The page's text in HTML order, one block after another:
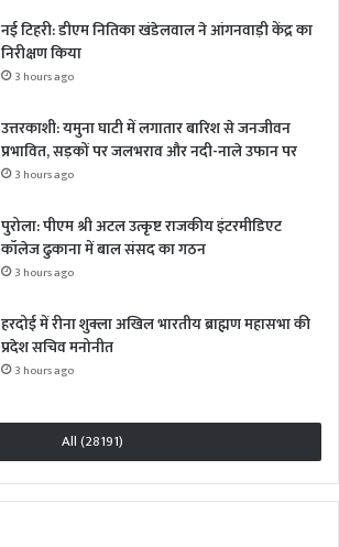
नई टिहरी: डीएम नितिका खंडेलवाल ने आंगनवाड़ी केंद्र का
निरीक्षण किया
3 hours ago
उत्तरकाशी: यमुना घाटी में लगातार बारिश से जनजीवन
प्रभावित, सड़कों पर जलभराव और नदी-नाले उफान पर
3 hours ago
पुरोला: पीएम श्री अटल उत्कृष्ट राजकीय इंटरमीडिएट
कॉलेज ढुकाना में बाल संसद का गठन
3 hours ago
हरदोई में रीना शुक्ला अखिल भारतीय ब्राह्मण महासभा की
प्रदेश सचिव मनोनीत
3 hours ago
All (28191)